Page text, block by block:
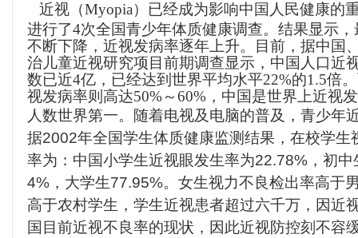
近视（Myopia） 已经成为影响中国人民健康的
进行了4次全国青少年体质健康调查。结果显示
不断下降，近视发病率逐年上升。目前，据中国
治儿童近视研究项目前期调查显示，中国人口近
数已近4亿，已经达到世界平均水平22%的1.5
视发病率则高达50%～60%，中国是世界上近视
人数世界第一。 随着电视及电脑的普及，青少年
据2002年全国学生体质健康监测结果，在校学
率为：中国小学生近视眼发生率为22.78% ，初
4% ，大学生77.95%。女生视力不良检出率高于
高于农村学生，学生近视患者超过六千万，因近
国目前近视不良率的现状 ， 因此近视防控刻不容